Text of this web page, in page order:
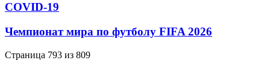
СОVID-19
Чемпионат мира по футболу FIFA 2026
Страница 793 из 809